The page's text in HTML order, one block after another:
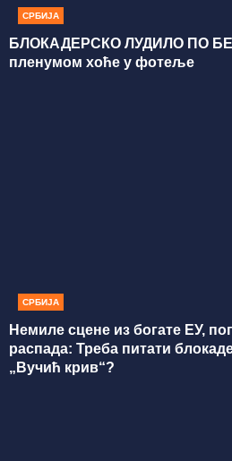
СРБИЈА
БЛОКАДЕРСКО ЛУДИЛО ПО
пленумом хоће у фотеље
СРБИЈА
Немиле сцене из богате ЕУ,
распада: Треба питати
„Вучић крив“?